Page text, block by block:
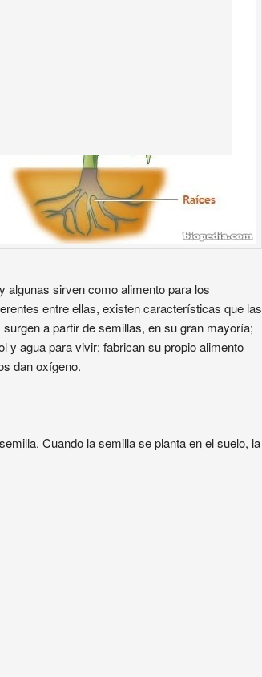
algunas sirven como alimento para los
entre ellas, existen características que las
a partir de semillas, en su gran mayoría;
y agua para vivir; fabrican su propio alimento
dan oxígeno.
Cuando la semilla se planta en el suelo, la